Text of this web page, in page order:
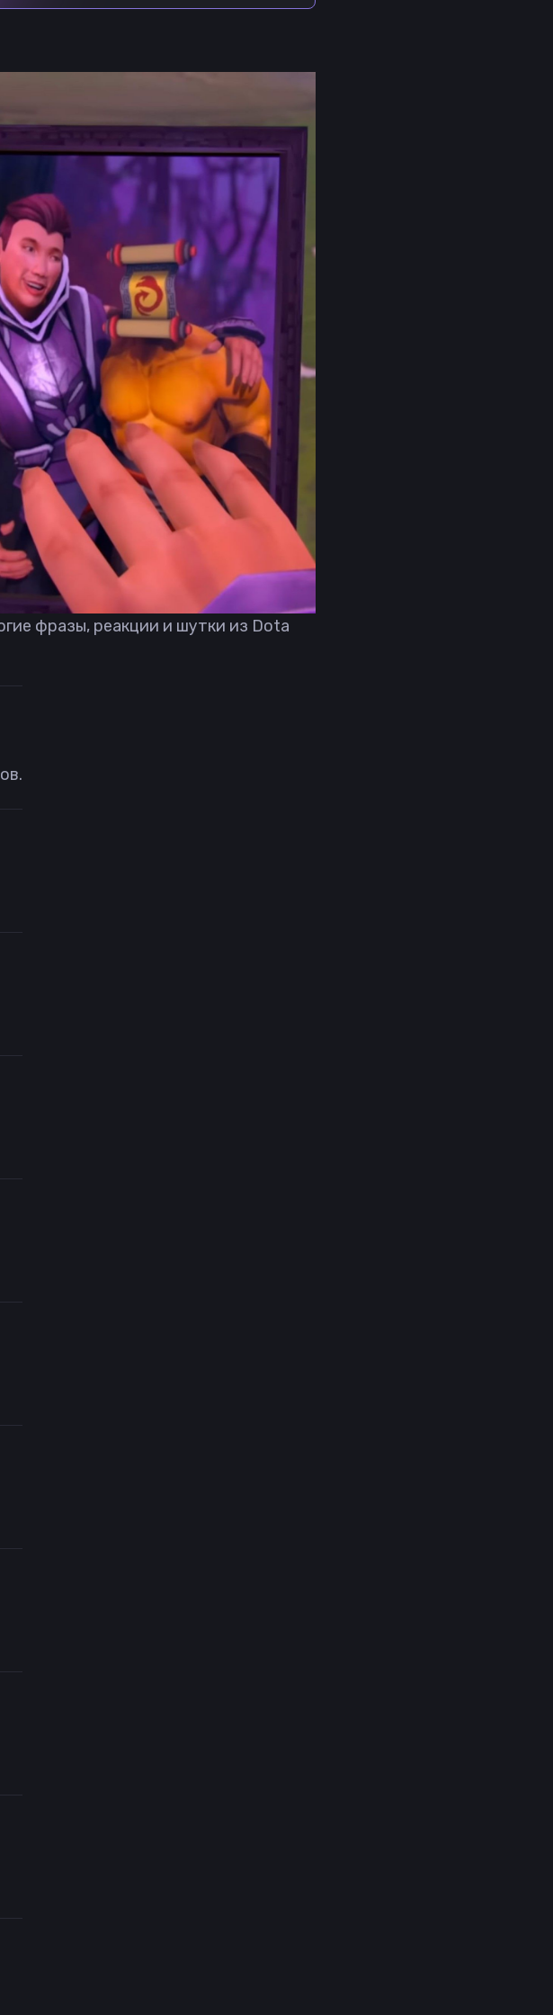
фразы, реакции и шутки из Dota